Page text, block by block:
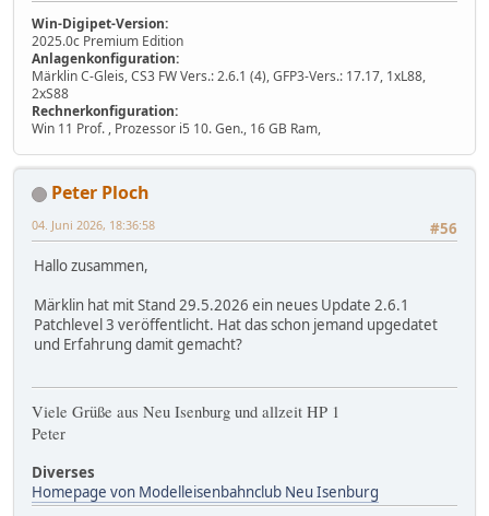
Win-Digipet-Version:
2025.0c Premium Edition
Anlagenkonfiguration:
Märklin C-Gleis, CS3 FW Vers.: 2.6.1 (4), GFP3-Vers.: 17.17, 1xL88,
2xS88
Rechnerkonfiguration:
Win 11 Prof. , Prozessor i5 10. Gen., 16 GB Ram,
Peter Ploch
#56
04. Juni 2026, 18:36:58
Hallo zusammen,
Märklin hat mit Stand 29.5.2026 ein neues Update 2.6.1
Patchlevel 3 veröffentlicht. Hat das schon jemand upgedatet
und Erfahrung damit gemacht?
Viele Grüße aus Neu Isenburg und allzeit HP 1
Peter
Diverses
Homepage von Modelleisenbahnclub Neu Isenburg